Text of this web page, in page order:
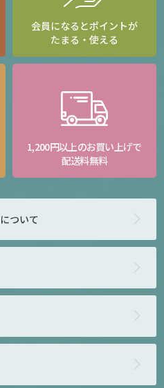
会員になるとポイントが
たまる・使える
1,200円以上のお買い上げで
配送料無料
について